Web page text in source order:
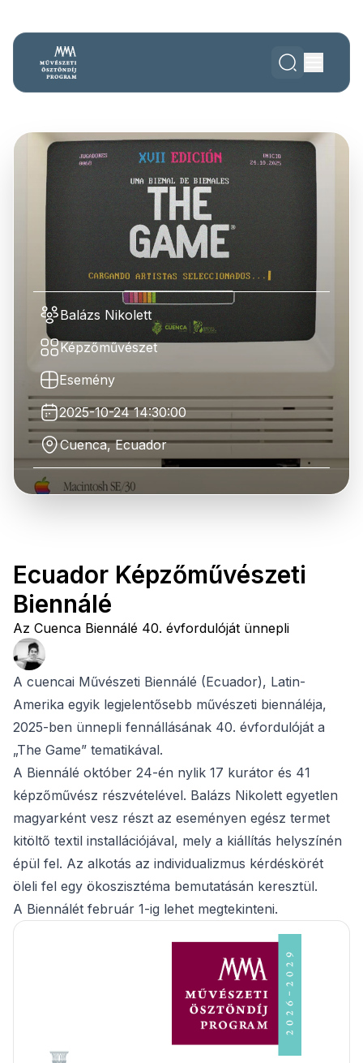
Balázs Nikolett
Képzőművészet
Esemény
2025-10-24 14:30:00
Cuenca, Ecuador
Ecuador Képzőművészeti
Biennálé
Az Cuenca Biennálé 40. évfordulóját ünnepli
A cuencai Művészeti Biennálé (Ecuador), Latin-
Amerika egyik legjelentősebb művészeti biennáléja,
2025-ben ünnepli fennállásának 40. évfordulóját a
„The Game” tematikával.
A Biennálé október 24-én nylik 17 kurátor és 41
képzőművész részvételével. Balázs Nikolett egyetlen
magyarként vesz részt az eseményen egész termet
kitöltő textil installációjával, mely a kiállítás helyszínén
épül fel. Az alkotás az individualizmus kérdéskörét
öleli fel egy ökoszisztéma bemutatásán keresztül.
A Biennálét február 1-ig lehet megtekinteni.